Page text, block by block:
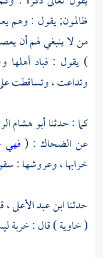
ظالمون; يقول : وهم
من لا ينبغي لهم أن
) يقول : فباد
وتداعت ، وتساقطت
كما : حدثناأبو هشام
عن الضحاك : (فهي
خرابها ، وعروشها :
حدثناابن عبد الأعلى،
( خاوية ) قال : خربة